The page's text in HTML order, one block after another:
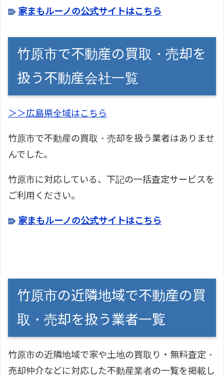
家まもルーノの公式サイトはこちら
竹原市で不動産の買取・売却を
扱う不動産会社一覧
＞＞広島県全域はこちら
竹原市で不動産の買取・売却を扱う業者はありませ
んでした。
竹原市に対応している、下記の一括査定サービスを
ご利用ください。
家まもルーノの公式サイトはこちら
竹原市の近隣地域で不動産の買
取・売却を扱う業者一覧
竹原市の近隣地域で家や土地の買取り・無料査定・
売却仲介などに対応した不動産業者の一覧を掲載し